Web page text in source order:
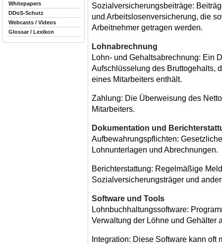
Sozialversicherungsbeiträge:
und Arbeitslosenversicherung, die
Arbeitnehmer getragen werden.
Lohnabrechnung
Lohn- und Gehaltsabrechnung: Ein
Aufschlüsselung des Bruttogehalts,
eines Mitarbeiters enthält.
Zahlung: Die Überweisung des
Mitarbeiters.
Dokumentation und
Aufbewahrungspflichten:
Lohnunterlagen und Abrechnungen.
Berichterstattung: Regelmäßige
Sozialversicherungsträger und
Software und Tools
Lohnbuchhaltungssoftware:
Verwaltung der Löhne und Gehälter
Integration: Diese Software kann oft
Whitepapers
DDoS-Schutz
Webcasts / Videos
Glossar / Lexikon